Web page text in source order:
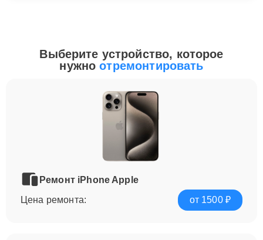
Выберите устройство, которое
нужноотремонтировать
Ремонт iPhone Apple
Цена ремонта:
от 1500 ₽